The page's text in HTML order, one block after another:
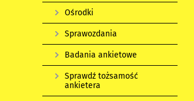
Ośrodki
Sprawozdania
Badania ankietowe
Sprawdź tożsamość
ankietera